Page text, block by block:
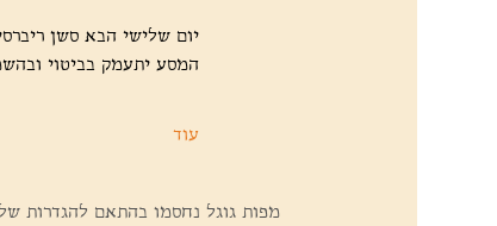
יום שלישי הבא סשן
המסע יתעמק בביטוי
עוד
מפות גוגל נחסמו בהתאם להגדרות